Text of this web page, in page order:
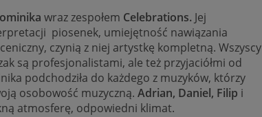
wraz zespołem Celebrations. Jej
piosenek, umiejętność nawiązania
czynią z niej artystkę kompletną. Wszyscy
są profesjonalistami, ale też przyjaciółmi od
podchodziła do każdego z muzyków, którzy
osobowość muzyczną. Adrian, Daniel, Filip i
atmosferę, odpowiedni klimat.